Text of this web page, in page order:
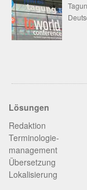
Lösungen
Redaktion
Terminologie­
management
Übersetzung
Lokalisierung